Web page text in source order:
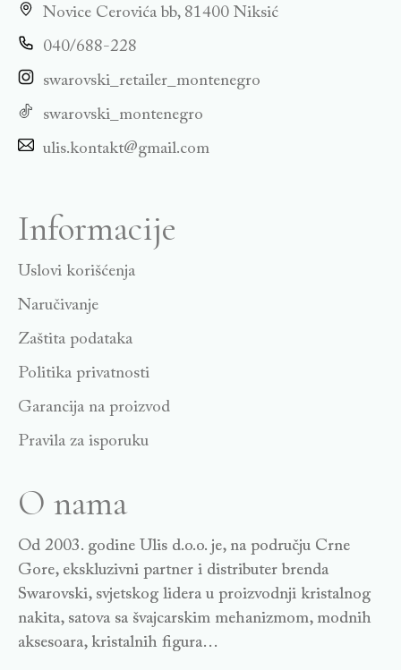
Novice Cerovića bb, 81400 Niksić
040/688-228
swarovski_retailer_montenegro
swarovski_montenegro
ulis.kontakt@gmail.com
Informacije
Uslovi korišćenja
Naručivanje
Zaštita podataka
Politika privatnosti
Garancija na proizvod
Pravila za isporuku
O nama
Od 2003. godine Ulis d.o.o. je, na području Crne
Gore, ekskluzivni partner i distributer brenda
Swarovski, svjetskog lidera u proizvodnji kristalnog
nakita, satova sa švajcarskim mehanizmom, modnih
aksesoara, kristalnih figura…